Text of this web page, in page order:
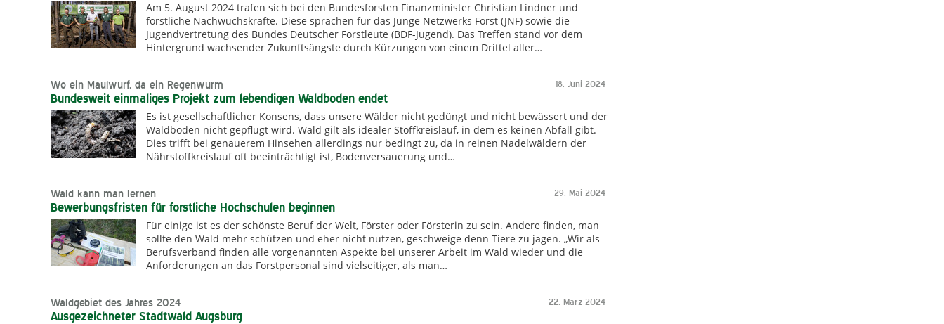
Am 5. August 2024 trafen sich bei den Bundesforsten Finanzminister Christian Lindner und
forstliche Nachwuchskräfte. Diese sprachen für das Junge Netzwerks Forst (JNF) sowie die
Jugendvertretung des Bundes Deutscher Forstleute (BDF-Jugend). Das Treffen stand vor dem
Hintergrund wachsender Zukunftsängste durch Kürzungen von einem Drittel aller…
18. Juni 2024
Wo ein Maulwurf, da ein Regenwurm
Bundesweit einmaliges Projekt zum lebendigen Waldboden endet
Es ist gesellschaftlicher Konsens, dass unsere Wälder nicht gedüngt und nicht bewässert und der
Waldboden nicht gepflügt wird. Wald gilt als idealer Stoffkreislauf, in dem es keinen Abfall gibt.
Dies trifft bei genauerem Hinsehen allerdings nur bedingt zu, da in reinen Nadelwäldern der
Nährstoffkreislauf oft beeinträchtigt ist, Bodenversauerung und…
29. Mai 2024
Wald kann man lernen
Bewerbungsfristen für forstliche Hochschulen beginnen
Für einige ist es der schönste Beruf der Welt, Förster oder Försterin zu sein. Andere finden, man
sollte den Wald mehr schützen und eher nicht nutzen, geschweige denn Tiere zu jagen. „Wir als
Berufsverband finden alle vorgenannten Aspekte bei unserer Arbeit im Wald wieder und die
Anforderungen an das Forstpersonal sind vielseitiger, als man…
22. März 2024
Waldgebiet des Jahres 2024
Ausgezeichneter Stadtwald Augsburg